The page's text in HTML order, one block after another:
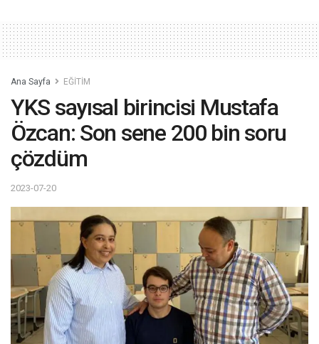
Ana Sayfa EĞİTİM
YKS sayısal birincisi Mustafa
Özcan: Son sene 200 bin soru
çözdüm
2023-07-20